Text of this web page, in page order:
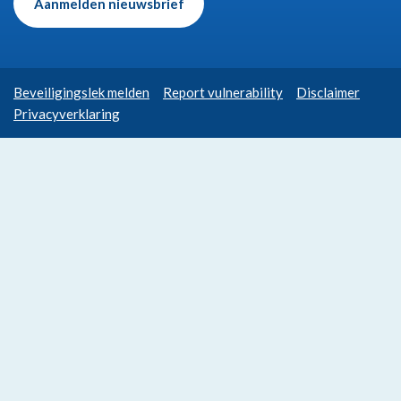
Aanmelden nieuwsbrief
Beveiligingslek melden Report vulnerability
Disclaimer
Privacyverklaring